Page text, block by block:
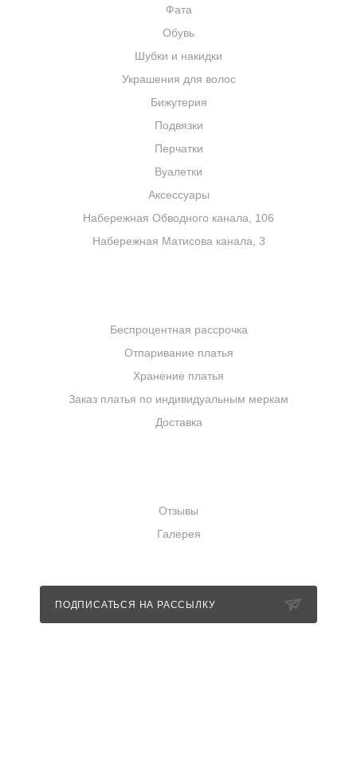
Фата
Обувь
Шубки и накидки
Украшения для волос
Бижутерия
Подвязки
Перчатки
Вуалетки
Аксессуары
Набережная Обводного канала, 106
Набережная Матисова канала, 3
Беспроцентная рассрочка
Отпаривание платья
Хранение платья
Заказ платья по индивидуальным меркам
Доставка
Отзывы
Галерея
ПОДПИСАТЬСЯ НА РАССЫЛКУ